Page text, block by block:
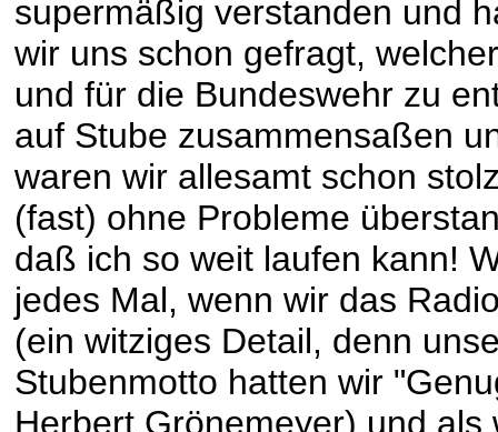
supermäßig verstanden und
wir uns schon gefragt,
und für die Bundeswehr zu
auf Stube zusammensaßen
waren wir allesamt schon
(fast) ohne Probleme
daß ich so weit laufen kann!
jedes Mal, wenn wir das
(ein witziges Detail, denn
Stubenmotto hatten wir
Herbert Grönemeyer) und